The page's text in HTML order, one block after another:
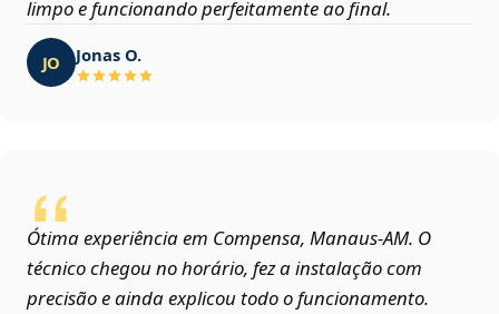
limpo e funcionando perfeitamente ao final.
JO Jonas O.
Ótima experiência em Compensa, Manaus‑AM. O
técnico chegou no horário, fez a instalação com
precisão e ainda explicou todo o funcionamento.